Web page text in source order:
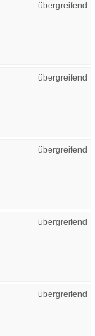
übergreifend
übergreifend
übergreifend
übergreifend
übergreifend